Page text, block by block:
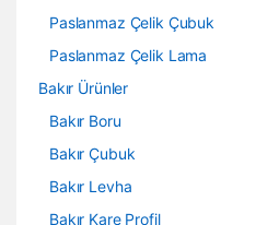
Paslanmaz Çelik Çubuk
Paslanmaz Çelik Lama
Bakır Ürünler
Bakır Boru
Bakır Çubuk
Bakır Levha
Bakır Kare Profil